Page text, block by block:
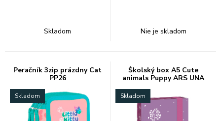
Skladom Nie je skladom
Peračník 3zip prázdny Cat
PP26
Skladom
Školský box A5 Cute
animals Puppy ARS UNA
Skladom